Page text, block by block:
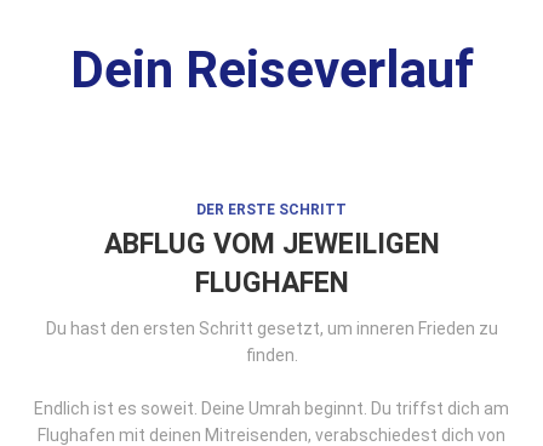
Dein Reiseverlauf
DER ERSTE SCHRITT
ABFLUG VOM JEWEILIGEN
FLUGHAFEN
Du hast den ersten Schritt gesetzt, um inneren Frieden zu
finden.
Endlich ist es soweit. Deine Umrah beginnt. Du triffst dich am
Flughafen mit deinen Mitreisenden, verabschiedest dich von